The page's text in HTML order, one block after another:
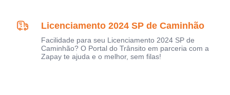
Licenciamento 2024 SP de Caminhão
Facilidade para seu Licenciamento 2024 SP de
Caminhão? O Portal do Trânsito em parceria com a
Zapay te ajuda e o melhor, sem filas!